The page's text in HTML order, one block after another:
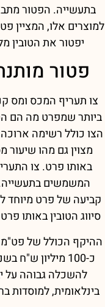
בתעשייה. הפטור
למוצרים אלו, המציין
יפטור את הטובין
פטור
צו תעריף המכס ומס
ביותר שמפרט מה הם
הצו כולל רשימה
מצוין גם מהו שיעור
באותו פרט. צו
המשמשים בתעשייה.
קביעה של פרט מיוחד
סיווג הטובין באותו
ההיקף הכולל של
כ-100 מיליון
להשכלה גבוהה על
בינלאומית, למוסדות